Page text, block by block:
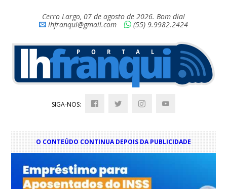
Cerro Largo, 07 de agosto de 2026. Bom dia!
lhfranqui@gmail.com
(55) 9.9982.2424
SIGA-NOS:
O CONTEÚDO CONTINUA DEPOIS DA PUBLICIDADE